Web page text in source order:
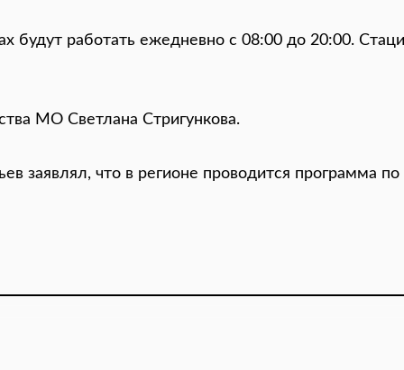
будут работать ежедневно с 08:00 до 20:00.
МО Светлана Стригункова.
заявлял, что в регионе проводится программа по